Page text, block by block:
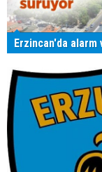
Erzincan'da